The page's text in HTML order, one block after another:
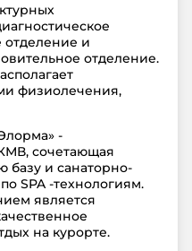
отделение и
отделение.
физиолечения,
-
сочетающая
базу и санаторно-
SPA -технологиям.
является
на курорте.